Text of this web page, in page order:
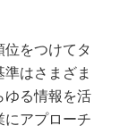
位をつけてタ
はさまざま
ゆる情報を活
にアプローチ